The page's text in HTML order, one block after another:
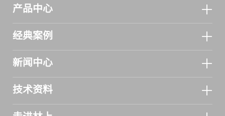
产品中心
经典案例
新闻中心
技术资料